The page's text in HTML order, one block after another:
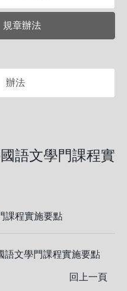
規章辦法
辦法
語文學門課程實
課程實施要點
語文學門課程實施要點